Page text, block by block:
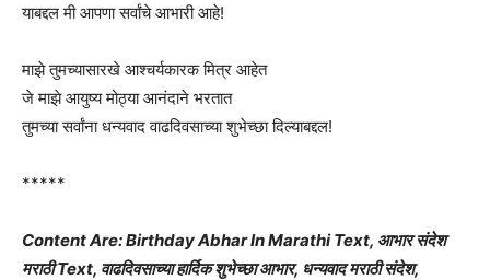
याबद्दल मी आपणा सर्वांचे आभारी आहे!
माझे तुमच्यासारखे आश्चर्यकारक मित्र आहेत
जे माझे आयुष्य मोठ्या आनंदाने भरतात
तुमच्या सर्वांना धन्यवाद वाढदिवसाच्या शुभेच्छा दिल्याबद्दल!
*****
Content Are: Birthday Abhar In Marathi Text, आभार संदेश
मराठी Text, वाढदिवसाच्या हार्दिक शुभेच्छा आभार, धन्यवाद मराठी संदेश,